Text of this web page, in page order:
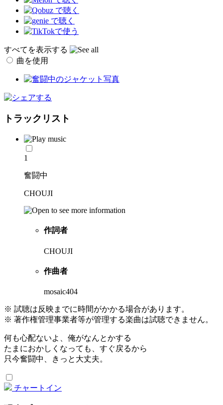
すべてを表示する
曲を使用
トラックリスト
1
奮闘中
CHOUJI
作詞者
CHOUJI
作曲者
mosaic404
※ 試聴は反映までに時間がかかる場合があります。
※ 著作権管理事業者等が管理する楽曲は試聴できません。
何も心配ないよ、俺がなんとかする
たまにおかしくなっても、すぐ戻るから
只今奮闘中、きっと大丈夫。
チャートイン